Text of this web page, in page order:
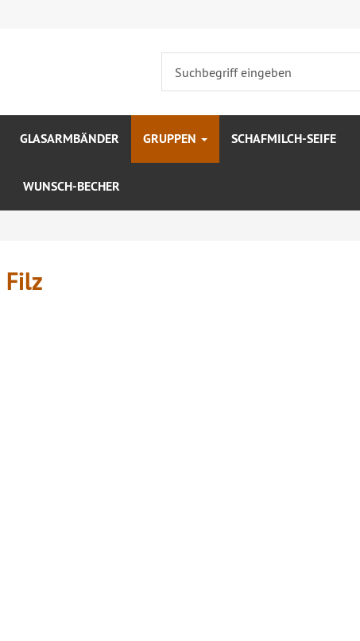
GLASARMBÄNDER GRUPPEN SCHAFMILCH-SEIFE
WUNSCH-BECHER
Filz